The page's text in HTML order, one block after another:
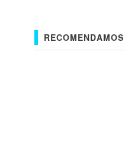
RECOMENDAMOS